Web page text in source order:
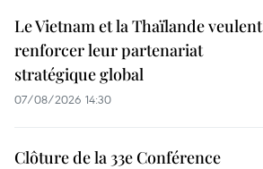
Le Vietnam et la Thaïlande veulent
renforcer leur partenariat
stratégique global
07/08/2026 14:30
Clôture de la 33e Conférence